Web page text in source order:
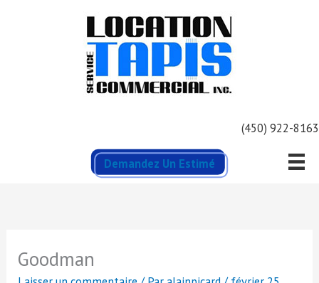
(450) 922-8163
Demandez Un Estimé
Goodman